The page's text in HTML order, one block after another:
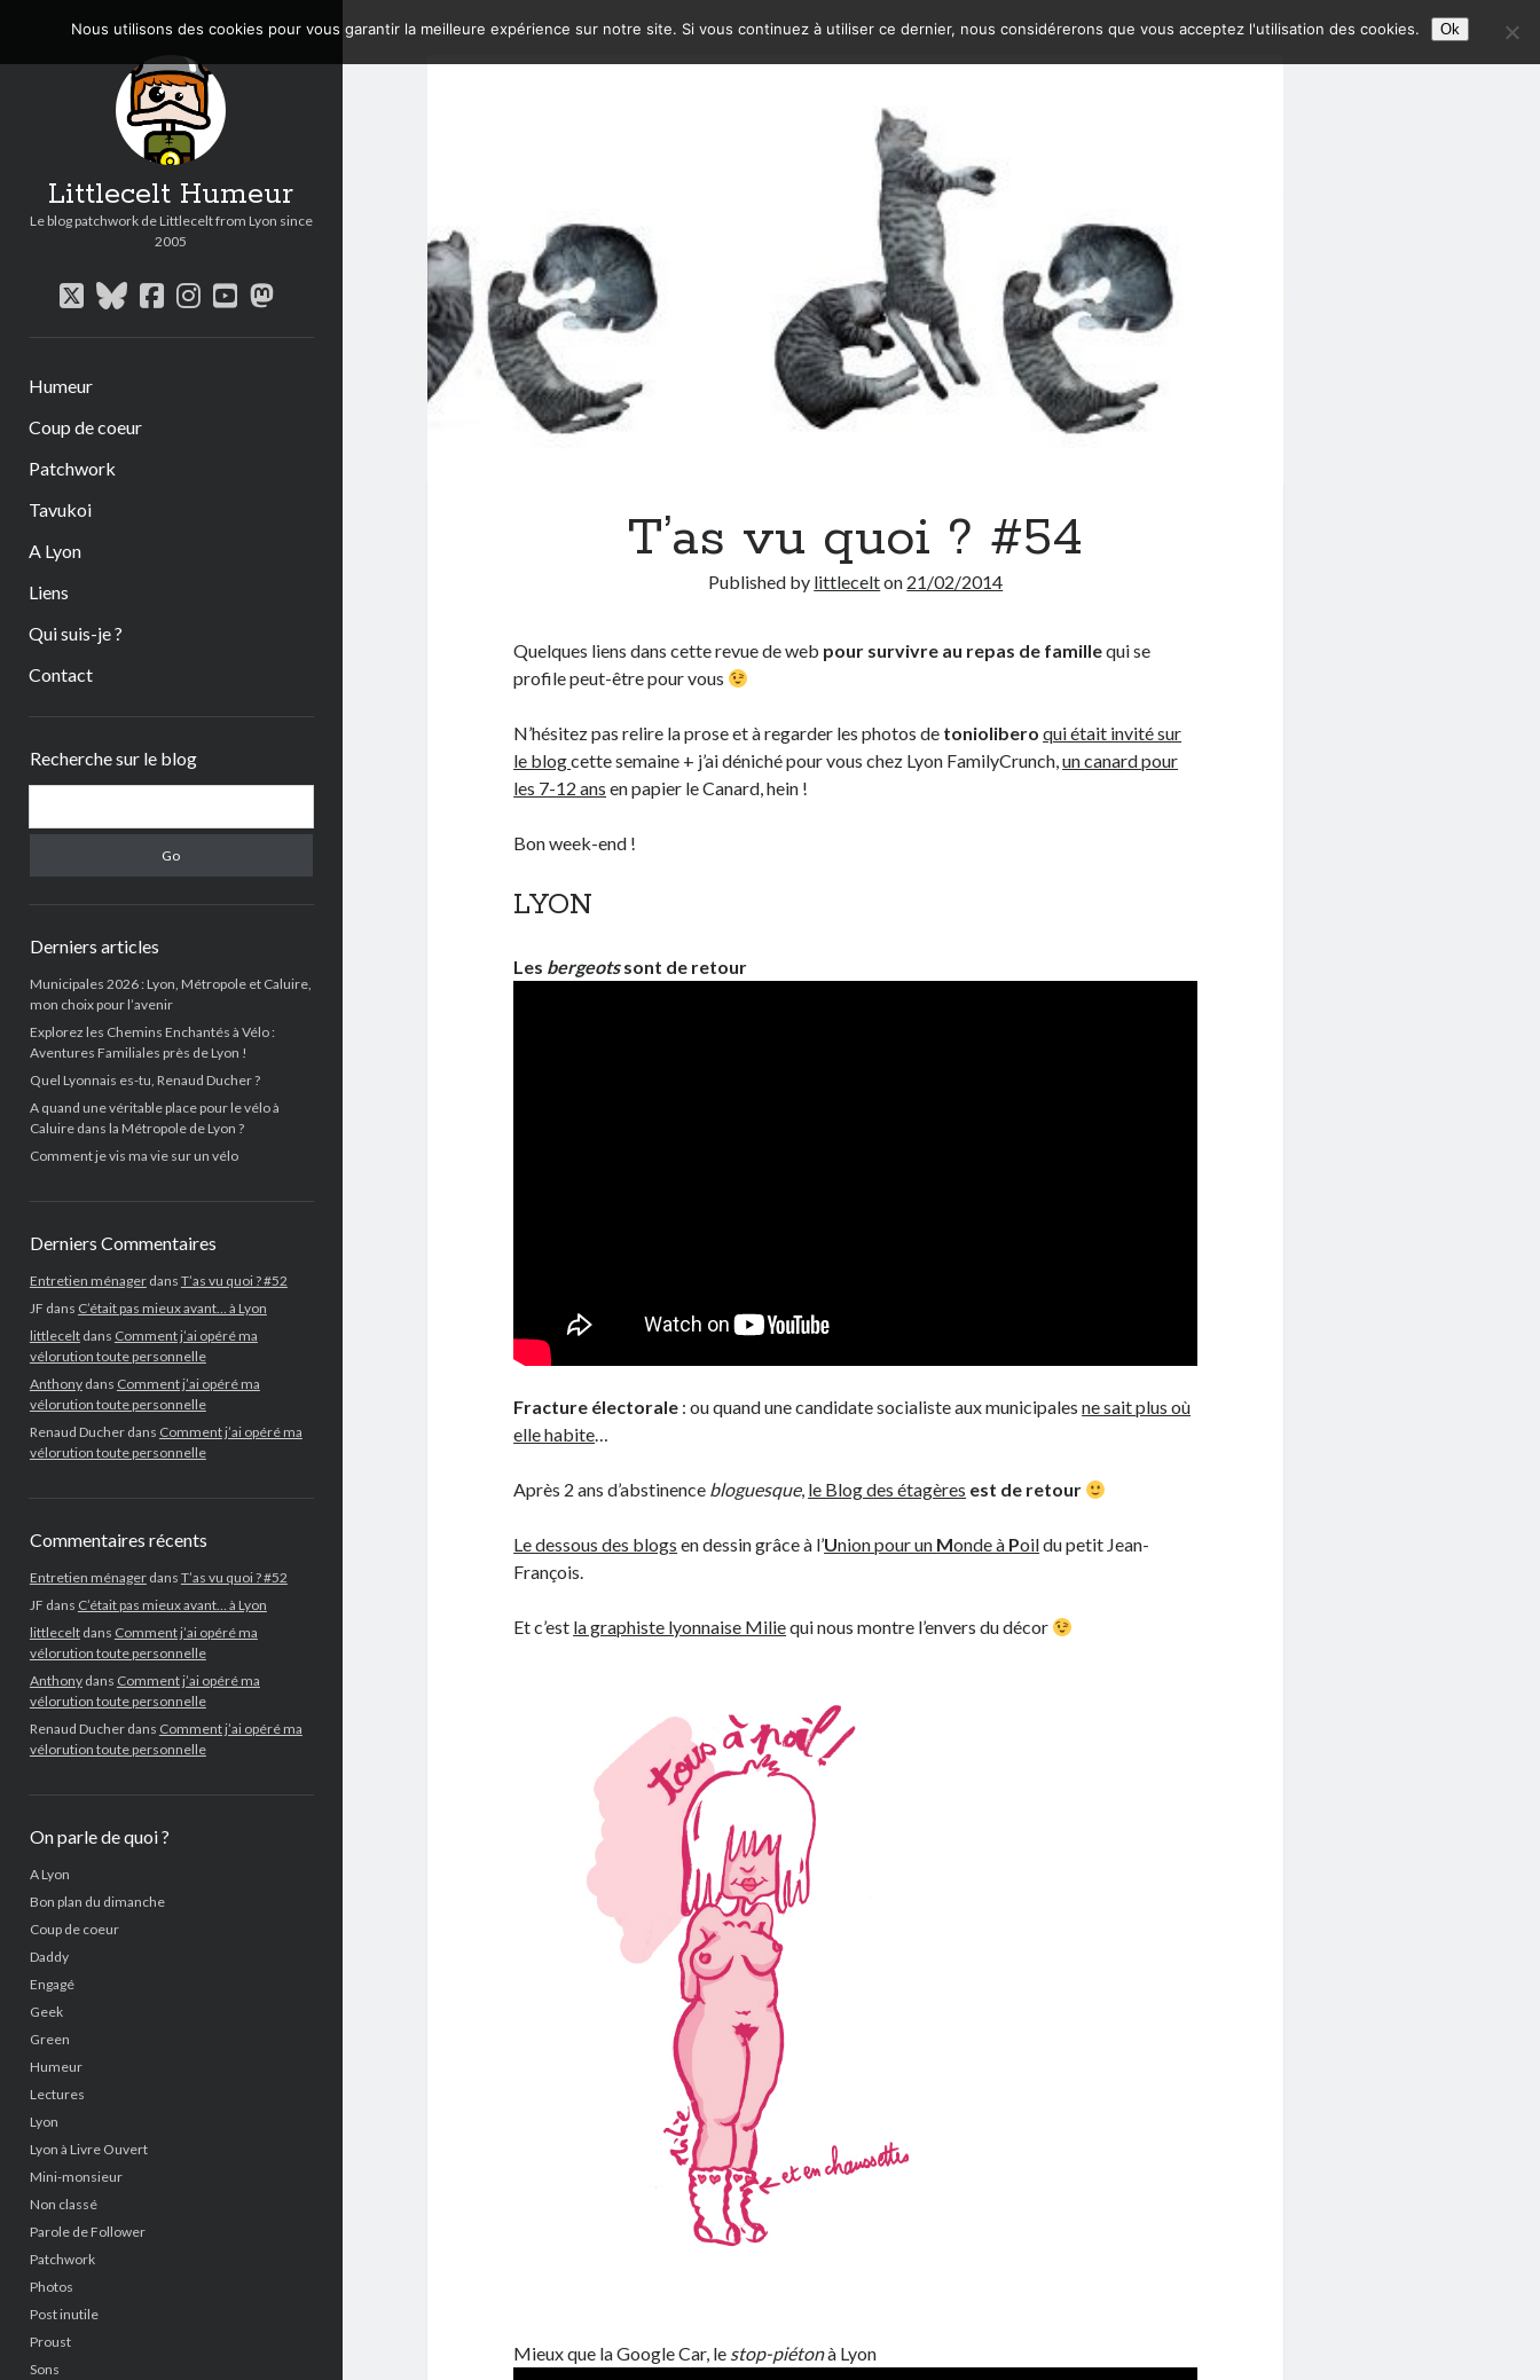
Littlecelt Humeur
Le blog patchwork de Littlecelt from Lyon since
2005
twitterbluesky
facebook
instagram
youtube
mastodon
Humeur
Coup de coeur
Patchwork
Tavukoi
A Lyon
Liens
Qui suis-je ?
Contact
Recherche sur le blog
Derniers articles
Municipales 2026 : Lyon, Métropole et Caluire,
mon choix pour l’avenir
Explorez les Chemins Enchantés à Vélo :
Aventures Familiales près de Lyon !
Quel Lyonnais es-tu, Renaud Ducher ?
A quand une véritable place pour le vélo à
Caluire dans la Métropole de Lyon ?
Comment je vis ma vie sur un vélo
Derniers Commentaires
Entretien ménagerdans T’as vu quoi ? #52
JF dans C’était pas mieux avant… à Lyon
littleceltdans Comment j’ai opéré ma
vélorution toute personnelle
Anthonydans Comment j’ai opéré ma
vélorution toute personnelle
Renaud Ducherdans Comment j’ai opéré ma
vélorution toute personnelle
Commentaires récents
Entretien ménagerdans T’as vu quoi ? #52
JF dans C’était pas mieux avant… à Lyon
littleceltdans Comment j’ai opéré ma
vélorution toute personnelle
Anthonydans Comment j’ai opéré ma
vélorution toute personnelle
Renaud Ducherdans Comment j’ai opéré ma
vélorution toute personnelle
On parle de quoi ?
A Lyon
Bon plan du dimanche
Coup de coeur
Daddy
Engagé
Geek
Green
Humeur
Lectures
Lyon
Lyon à Livre Ouvert
Mini-monsieur
Non classé
Parole de Follower
Patchwork
Photos
Post inutile
Proust
Sons
T’as vu quoi ? #54
Published by littlecelton 21/02/2014
Quelques liens dans cette revue de web pour survivre au repas de famillequi se
profile peut-être pour vous
N’hésitez pas relire la prose et à regarder les photos de toniolibero qui était invité sur
le blogcette semaine + j’ai déniché pour vous chez Lyon FamilyCrunch,un canard pour
les 7-12 ans en papier le Canard, hein !
Bon week-end !
LYON
Les bergeotssont de retour
Fracture électorale : ou quand une candidate socialiste aux municipalesne sait plus où
elle habite…
Après 2 ans d’abstinence bloguesque, le Blog des étagères est de retour
Le dessous des blogs en dessin grâce à l’Union pour un Monde à Poildu petit Jean-
François.
Et c’est la graphiste lyonnaise Miliequi nous montre l’envers du décor
Mieux que la Google Car, le stop-piétonà Lyon
Nous utilisons des cookies pour vous garantir la meilleure expérience sur notre site. Si vous continuez à utiliser ce dernier, nous considérerons que vous acceptez l'utilisation des cookies. Ok